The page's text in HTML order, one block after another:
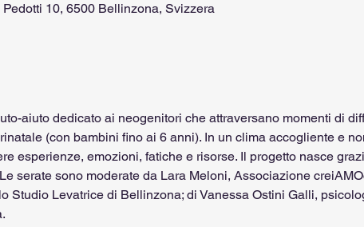
10, 6500 Bellinzona, Svizzera
aiuto dedicato ai neogenitori che attraversano momenti di
(con bambini fino ai 6 anni). In un clima accogliente e
esperienze, emozioni, fatiche e risorse. Il progetto nasce
serate sono moderate da Lara Meloni, Associazione
Studio Levatrice di Bellinzona; di Vanessa Ostini Galli,